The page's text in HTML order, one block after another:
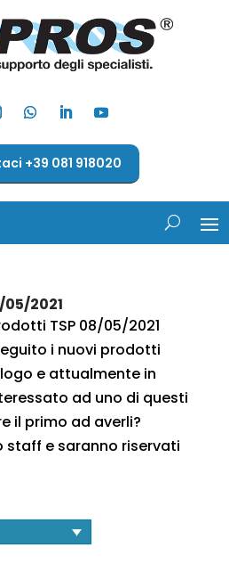
+39 081 918020
2021
TSP 08/05/2021
i nuovi prodotti
e attualmente in
ad uno di questi
il primo ad averli?
staff e saranno riservati